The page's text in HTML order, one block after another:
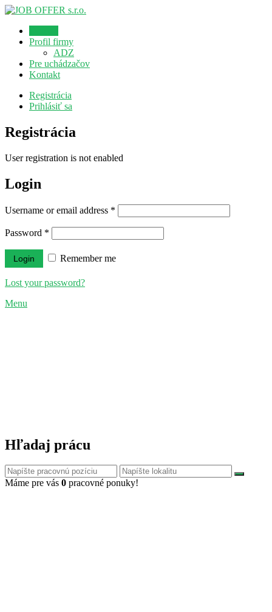
Profil firmy
ADZ
Pre uchádzačov
Kontakt
Registrácia
Prihlásiť sa
Registrácia
User registration is not enabled
Login
Username or email address *
Password *
Remember me
Lost your password?
Menu
Hľadaj prácu
Máme pre vás 0 pracovné ponuky!